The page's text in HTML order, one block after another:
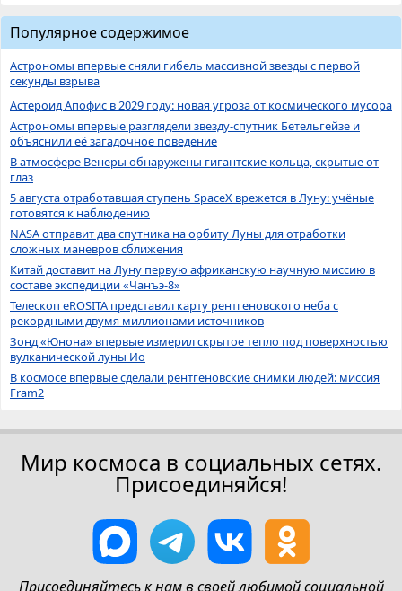
Популярное содержимое
Астрономы впервые сняли гибель массивной звезды с первой
секунды взрыва
Астероид Апофис в 2029 году: новая угроза от космического мусора
Астрономы впервые разглядели звезду-спутник Бетельгейзе и
объяснили её загадочное поведение
В атмосфере Венеры обнаружены гигантские кольца, скрытые от
глаз
5 августа отработавшая ступень SpaceX врежется в Луну: учёные
готовятся к наблюдению
NASA отправит два спутника на орбиту Луны для отработки
сложных маневров сближения
Китай доставит на Луну первую африканскую научную миссию в
составе экспедиции «Чанъэ-8»
Телескоп eROSITA представил карту рентгеновского неба с
рекордными двумя миллионами источников
Зонд «Юнона» впервые измерил скрытое тепло под поверхностью
вулканической луны Ио
В космосе впервые сделали рентгеновские снимки людей: миссия
Fram2
Мир космоса в социальных сетях.
Присоединяйся!
Присоединяйтесь к нам в своей любимой социальной